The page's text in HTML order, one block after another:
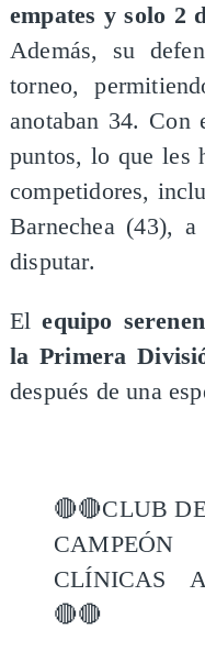
empates y solo 2
Además, su
torneo,
anotaban 34. Con
puntos, lo que les
competidores,
Barnechea (43),
disputar.
Elequipo
la Primera
después de una
🔴🔴CLUB
CLÍNICAS
🔴🔴